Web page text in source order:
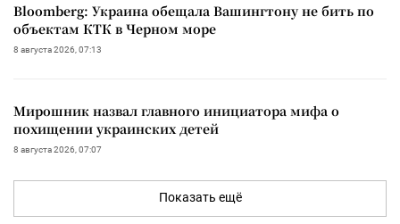
Bloomberg: Украина обещала Вашингтону не бить по
объектам КТК в Черном море
8 августа 2026, 07:13
Мирошник назвал главного инициатора мифа о
похищении украинских детей
8 августа 2026, 07:07
Показать ещё